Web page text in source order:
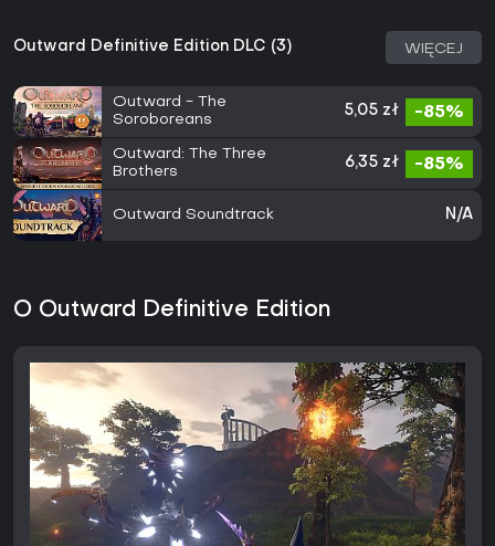
Outward Definitive Edition DLC (3) WIĘCEJ
Outward - The
Soroboreans
5,05 zł -85%
Outward: The Three
Brothers
6,35 zł -85%
Outward Soundtrack N/A
O Outward Definitive Edition